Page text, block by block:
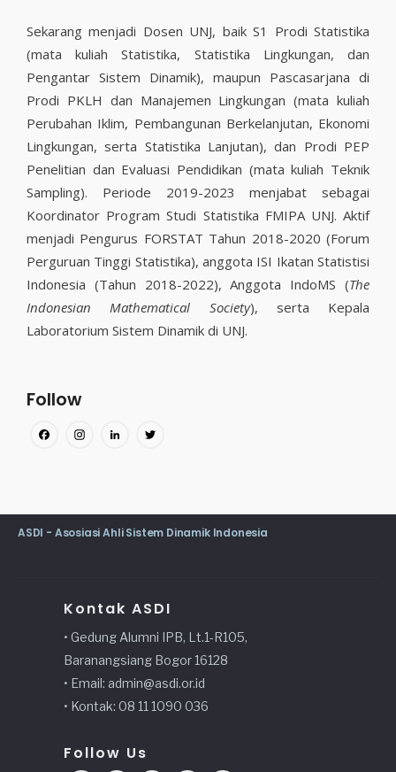
Sekarang menjadi Dosen UNJ, baik S1 Prodi Statistika
(mata kuliah Statistika, Statistika Lingkungan, dan
Pengantar Sistem Dinamik), maupun Pascasarjana di
Prodi PKLH dan Manajemen Lingkungan (mata kuliah
Perubahan Iklim, Pembangunan Berkelanjutan, Ekonomi
Lingkungan, serta Statistika Lanjutan), dan Prodi PEP
Penelitian dan Evaluasi Pendidikan (mata kuliah Teknik
Sampling). Periode 2019-2023 menjabat sebagai
Koordinator Program Studi Statistika FMIPA UNJ. Aktif
menjadi Pengurus FORSTAT Tahun 2018-2020 (Forum
Perguruan Tinggi Statistika), anggota ISI Ikatan Statistisi
Indonesia (Tahun 2018-2022), Anggota IndoMS (The
Indonesian Mathematical Society), serta Kepala
Laboratorium Sistem Dinamik di UNJ.
Follow
Facebook
Instagram
LinkedIn
ASDI - Asosiasi Ahli Sistem Dinamik Indonesia
Kontak ASDI
• Gedung Alumni IPB, Lt.1-R105,
Baranangsiang Bogor 16128
• Email: admin@asdi.or.id
• Kontak: 08 11 1090 036
Follow Us